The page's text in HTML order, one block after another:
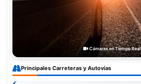
Cámaras en Tiempo Real
Principales Carreteras y Autovías